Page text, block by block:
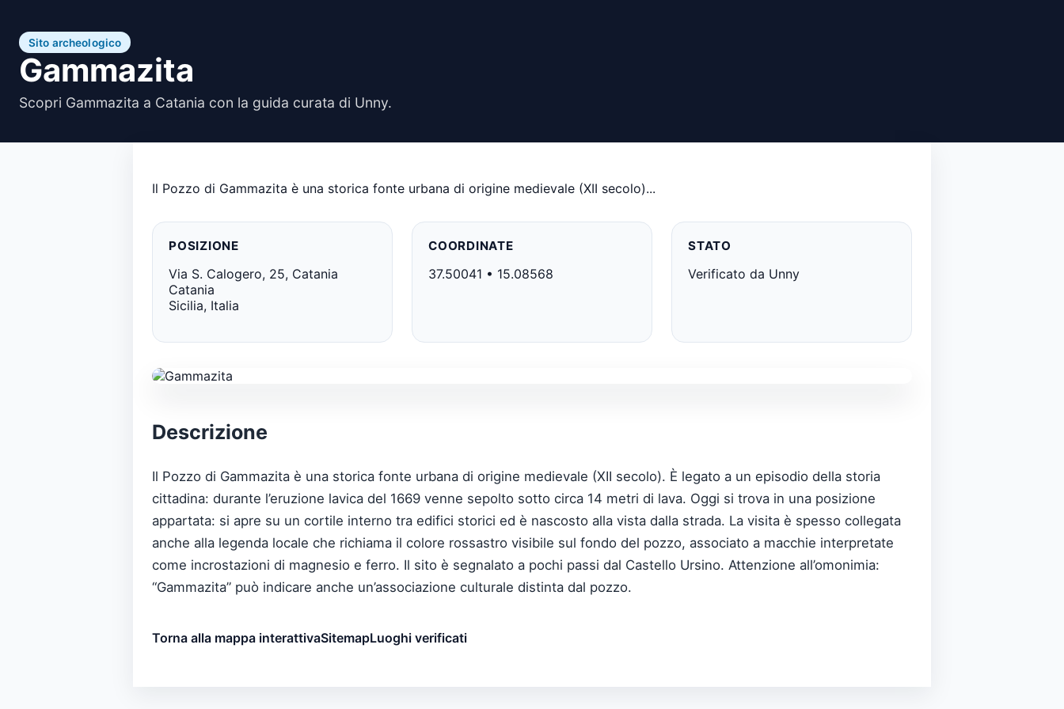
Sito archeologico
Gammazita
Scopri Gammazita a Catania con la guida curata di Unny.
Il Pozzo di Gammazita è una storica fonte urbana di origine medievale (XII secolo)...
POSIZIONE
Via S. Calogero, 25, Catania
Catania
Sicilia, Italia
COORDINATE
37.50041 • 15.08568
STATO
Verificato da Unny
Descrizione
Il Pozzo di Gammazita è una storica fonte urbana di origine medievale (XII secolo). È legato a un episodio della storia
cittadina: durante l’eruzione lavica del 1669 venne sepolto sotto circa 14 metri di lava. Oggi si trova in una posizione
appartata: si apre su un cortile interno tra edifici storici ed è nascosto alla vista dalla strada. La visita è spesso collegata
anche alla legenda locale che richiama il colore rossastro visibile sul fondo del pozzo, associato a macchie interpretate
come incrostazioni di magnesio e ferro. Il sito è segnalato a pochi passi dal Castello Ursino. Attenzione all’omonimia:
“Gammazita” può indicare anche un’associazione culturale distinta dal pozzo.
Torna alla mappa interattivaSitemapLuoghi verificati